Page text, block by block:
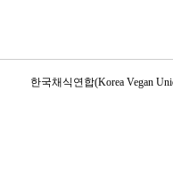
한국채식연합(Korea Vegan